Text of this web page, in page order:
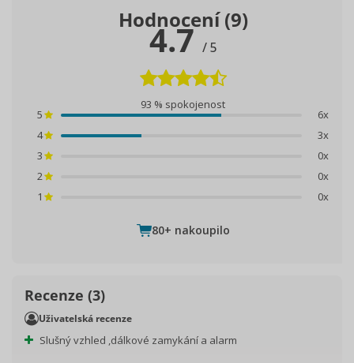
Hodnocení (9)
4.7/ 5
93 % spokojenost
5
6x
4
3x
3
0x
2
0x
1
0x
80+ nakoupilo
Recenze (3)
Uživatelská recenze
Slušný vzhled ,dálkové zamykání a alarm